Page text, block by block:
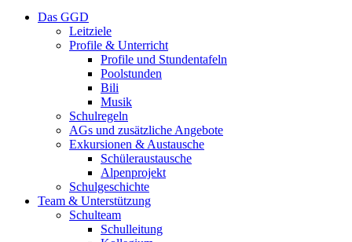
Das GGD
Leitziele
Profile & Unterricht
Profile und Stundentafeln
Poolstunden
Bili
Musik
Schulregeln
AGs und zusätzliche Angebote
Exkursionen & Austausche
Schüleraustausche
Alpenprojekt
Schulgeschichte
Team & Unterstützung
Schulteam
Schulleitung